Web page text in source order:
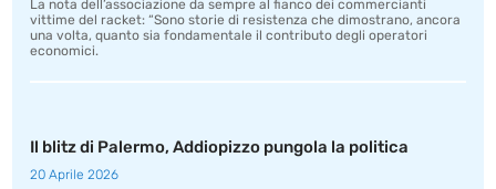
La nota dell’associazione da sempre al fianco dei commercianti
vittime del racket: “Sono storie di resistenza che dimostrano, ancora
una volta, quanto sia fondamentale il contributo degli operatori
economici.
Il blitz di Palermo, Addiopizzo pungola la politica
20 Aprile 2026